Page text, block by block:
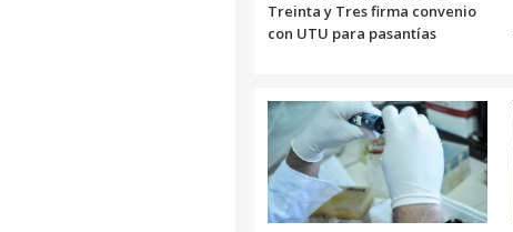
Treinta y Tres firma convenio
con UTU para pasantías